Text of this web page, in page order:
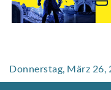
Donnerstag, März 26,